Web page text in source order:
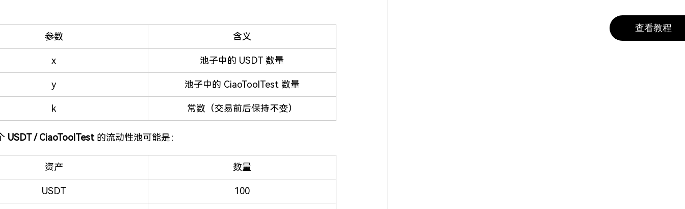
参数 含义
x 池子中的 USDT 数量
y 池子中的 CiaoToolTest 数量
k 常数（交易前后保持不变）
USDT / CiaoToolTest 的流动性池可能是：
资产 数量
USDT 100
查看教程